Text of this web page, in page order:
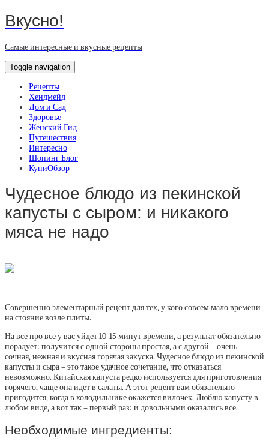
Вкусно!
Самые интересные и вкусные рецепты
Toggle navigation
Рецепты
Хендмейд
Дом и Сад
Здоровье
Женский Гид
Путешествия
Интересно
Шопинг Блог
КупиОбзор
Чудесное блюдо из пекинской
капусты с сыром: и никакого
мяса не надо
Совершенно элементарный рецепт для тех, у кого совсем мало времени
на стояние возле плиты.
На все про все у вас уйдет 10-15 минут времени, а результат обязательно
порадует: получится с одной стороны простая, а с другой – очень
сочная, нежная и вкусная горячая закуска. Чудесное блюдо из пекинской
капусты и сыра – это такое удачное сочетание, что отказаться
невозможно. Китайская капуста редко используется для приготовления
горячего, чаще она идет в салаты. А этот рецепт вам обязательно
пригодится, когда в холодильнике окажется вилочек. Люблю капусту в
любом виде, а вот так – первый раз: и довольными оказались все.
Необходимые ингредиенты: